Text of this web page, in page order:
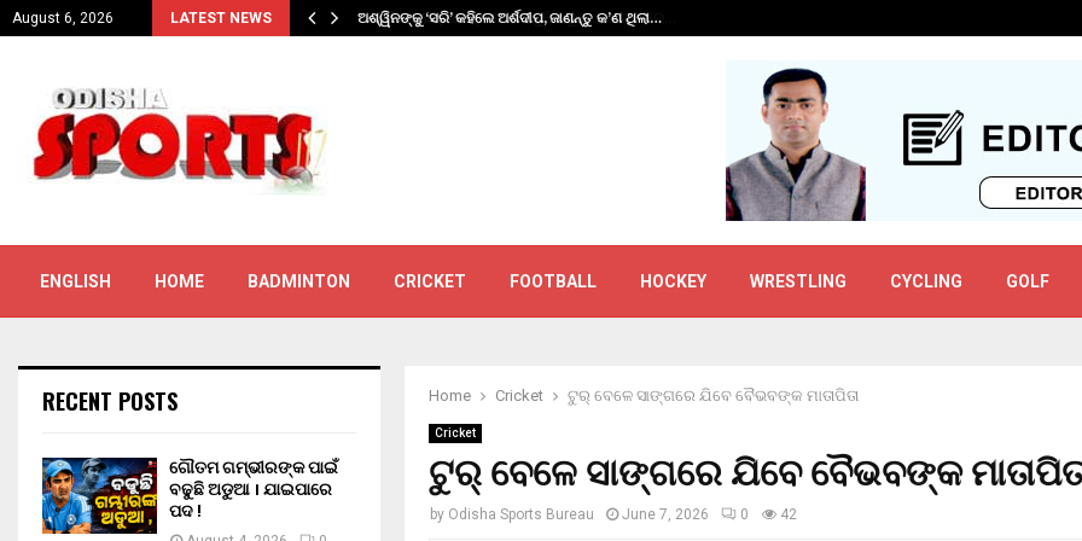
August 6, 2026 LATEST NEWS ଅଶ୍ୱିନଙ୍କୁ ‘ସରି’ କହିଲେ ଅର୍ଶଦୀପ, ଜାଣନ୍ତୁ କ’ଣ ଥିଲା…
ENGLISH HOME BADMINTON CRICKET FOOTBALL HOCKEY WRESTLING CYCLING GOLF
Home Cricket ଟୁର୍ ବେଳେ ସାଙ୍ଗରେ ଯିବେ ବୈଭବଙ୍କ ମାତାପିତା
Cricket
ଟୁର୍ ବେଳେ ସାଙ୍ଗରେ ଯିବେ ବୈଭବଙ୍କ
by Odisha Sports Bureau June 7, 2026 0 42
RECENT POSTS
ଗୌତମ ଗମ୍ଭୀରଙ୍କ ପାଇଁ
ବଢୁଛି ଅଡୁଆ । ଯାଇପାରେ
ପଦ !